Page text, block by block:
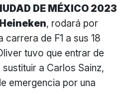
DE MÉXICO 2023
, rodará por
carrera de F1 a sus 18
tuvo que entrar de
a Carlos Sainz,
emergencia por una